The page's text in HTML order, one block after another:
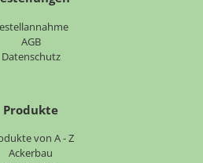
AGB
Datenschutz
Produkte
von A - Z
Ackerbau